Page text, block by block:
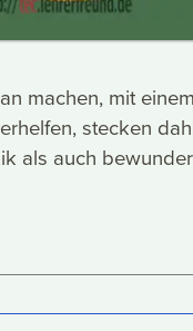
machen, mit
stecken
als auch